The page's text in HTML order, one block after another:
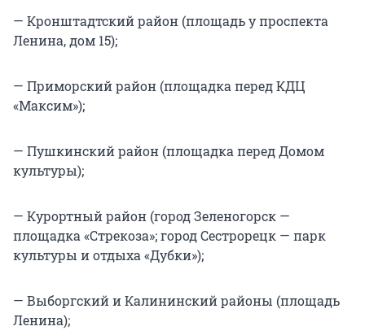
— Кронштадтский район (площадь у проспекта
Ленина, дом 15);
— Приморский район (площадка перед КДЦ
«Максим»);
— Пушкинский район (площадка перед Домом
культуры);
— Курортный район (город Зеленогорск —
площадка «Стрекоза»; город Сестрорецк — парк
культуры и отдыха «Дубки»);
— Выборгский и Калининский районы (площадь
Ленина);